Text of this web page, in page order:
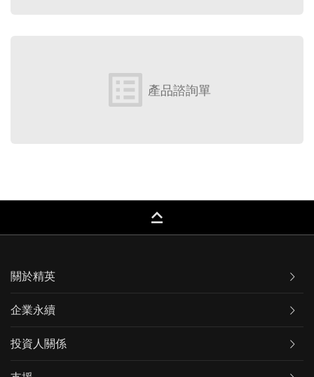
list_alt 產品諮詢單
keyboard_capslock
關於精英
企業永續
投資人關係